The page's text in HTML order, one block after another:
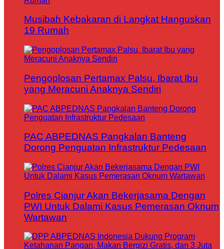
Musibah Kebakaran di Langkat Hanguskan
19 Rumah
Pengoplosan Pertamax Palsu, Ibarat Ibu
yang Meracuni Anaknya Sendiri
PAC ABPEDNAS Pangkalan Banteng
Dorong Penguatan Infrastruktur Pedesaan
Polres Cianjur Akan Bekerjasama Dengan
PWI Untuk Dalami Kasus Pemerasan Oknum
Wartawan